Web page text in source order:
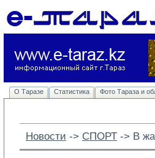
О Таразе Статистика Фото Тараза и
Новости -> СПОРТ -> В